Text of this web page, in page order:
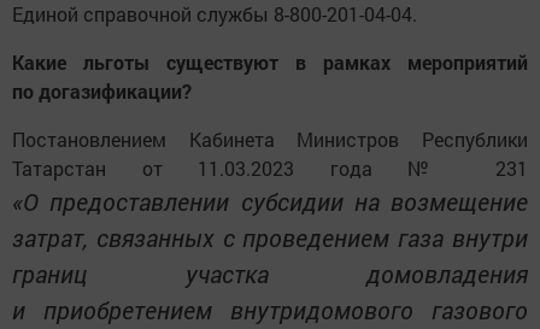
Единой справочной службы 8-800-201-04-04.
Какие льготы существуют в рамках мероприятий
по догазификации?
Постановлением Кабинета Министров Республики
Татарстан от 11.03.2023 года № 231
«О предоставлении субсидии на возмещение
затрат, связанных с проведением газа внутри
границ участка домовладения
и приобретением внутридомового газового